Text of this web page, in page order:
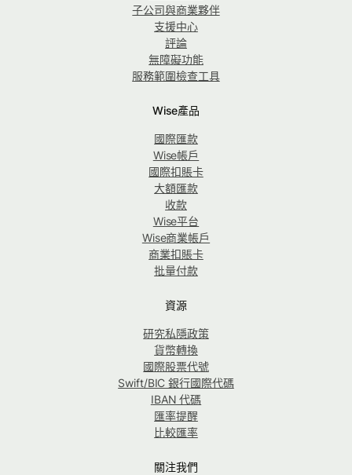
子公司與商業夥伴
支援中心
評論
無障礙功能
服務範圍檢查工具
Wise產品
國際匯款
Wise帳戶
國際扣賬卡
大額匯款
收款
Wise平台
Wise商業帳戶
商業扣賬卡
批量付款
資源
研究私隱政策
貨幣轉換
國際股票代號
Swift/BIC 銀行國際代碼
IBAN 代碼
匯率提醒
比較匯率
關注我們